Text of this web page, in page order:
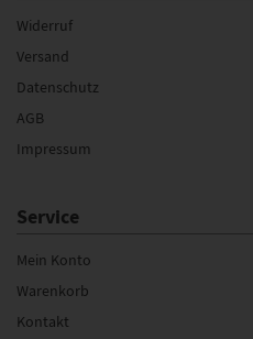
Widerruf
Versand
Datenschutz
AGB
Impressum
Service
Mein Konto
Warenkorb
Kontakt